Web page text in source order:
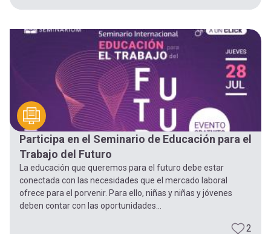
Participa en el Seminario de Educación para el
Trabajo del Futuro
La educación que queremos para el futuro debe estar
conectada con las necesidades que el mercado laboral
ofrece para el porvenir. Para ello, niñas y niñas y jóvenes
deben contar con las oportunidades...
2